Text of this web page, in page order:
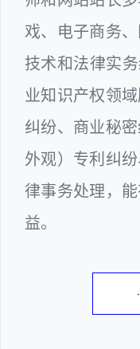
戏、电子商务
技术和法律实
业知识产权领
纠纷、商业秘
外观）专利纠
律事务处理，
益。